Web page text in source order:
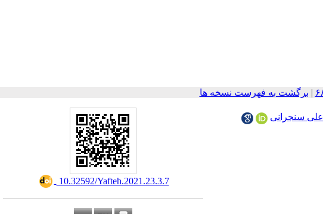
| برگشت به فهرست نسخه ها
‎ 10.32592/Yafteh.2021.23.3.7
علی سنجرانی